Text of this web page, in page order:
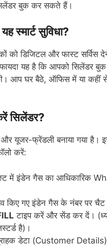
बुक कर सकते हैं।
सुविधा?
को डिजिटल और फास्ट सर्विस
यह है कि आपको सिलेंडर
घर बैठे, ऑफिस में या कहीं से
सिलेंडर?
यूजर-फ्रेंडली बनाया गया है।
करें:
में इंडेन गैस का आधिकारिक
गए इंडेन गैस के नंबर पर
टाइप करें और सेंड कर दें।
है)।
डेटा (Customer Details)